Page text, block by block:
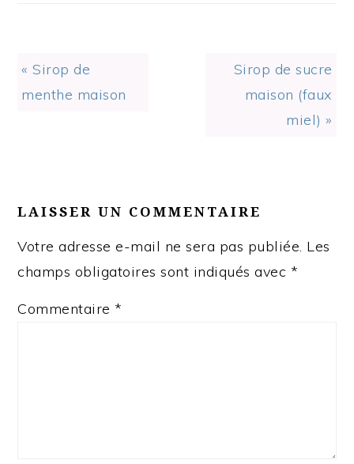
Previous
Post:
« Sirop de
menthe maison
Next
Post:
Sirop de sucre
maison (faux
miel) »
INTERACTIONS
LAISSER UN COMMENTAIRE
Votre adresse e-mail ne sera pas publiée. Les
champs obligatoires sont indiqués avec *
Commentaire *